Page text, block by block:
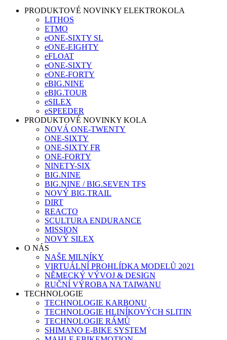
PRODUKTOVÉ NOVINKY ELEKTROKOLA
LITHOS
ETMO
eONE-SIXTY SL
eONE-EIGHTY
eFLOAT
eONE-SIXTY
eONE-FORTY
eBIG.NINE
eBIG.TOUR
eSILEX
eSPEEDER
PRODUKTOVÉ NOVINKY KOLA
NOVÁ ONE-TWENTY
ONE-SIXTY
ONE-SIXTY FR
ONE-FORTY
NINETY-SIX
BIG.NINE
BIG.NINE / BIG.SEVEN TFS
NOVÝ BIG.TRAIL
DIRT
REACTO
SCULTURA ENDURANCE
MISSION
NOVÝ SILEX
O NÁS
NAŠE MILNÍKY
VIRTUÁLNÍ PROHLÍDKA MODELŮ 2021
NĚMECKÝ VÝVOJ & DESIGN
RUČNÍ VÝROBA NA TAIWANU
TECHNOLOGIE
TECHNOLOGIE KARBONU
TECHNOLOGIE HLINÍKOVÝCH SLITIN
TECHNOLOGIE RÁMŮ
SHIMANO E-BIKE SYSTEM